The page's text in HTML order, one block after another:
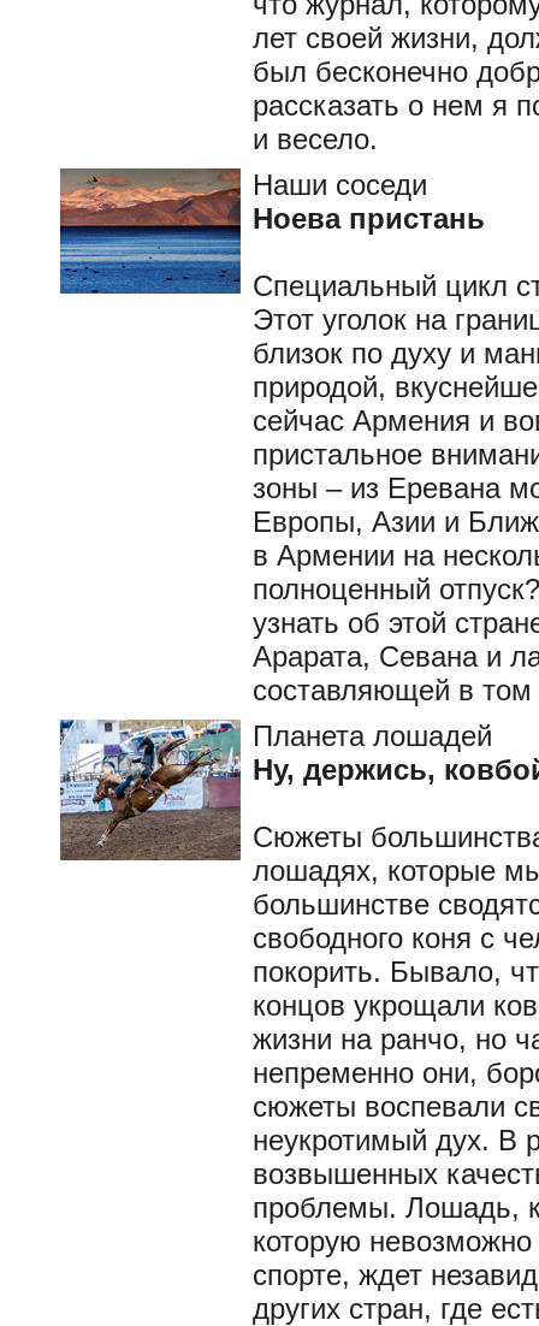
лет своей жизни,
был бесконечно
рассказать о нем я
и весело.
Наши соседи
Ноева пристань
Специальный цикл
Этот уголок на
близок по духу и
природой,
сейчас Армения и
пристальное
зоны – из Еревана
Европы, Азии и
в Армении на
полноценный
узнать об этой
Арарата, Севана и
составляющей в том
Планета лошадей
Ну, держись,
Сюжеты
лошадях, которые
большинстве
свободного коня с
покорить. Бывало,
концов укрощали
жизни на ранчо, но
непременно они,
сюжеты воспевали
неукротимый дух. В
возвышенных
проблемы. Лошадь,
которую невозможно
спорте, ждет
других стран, где